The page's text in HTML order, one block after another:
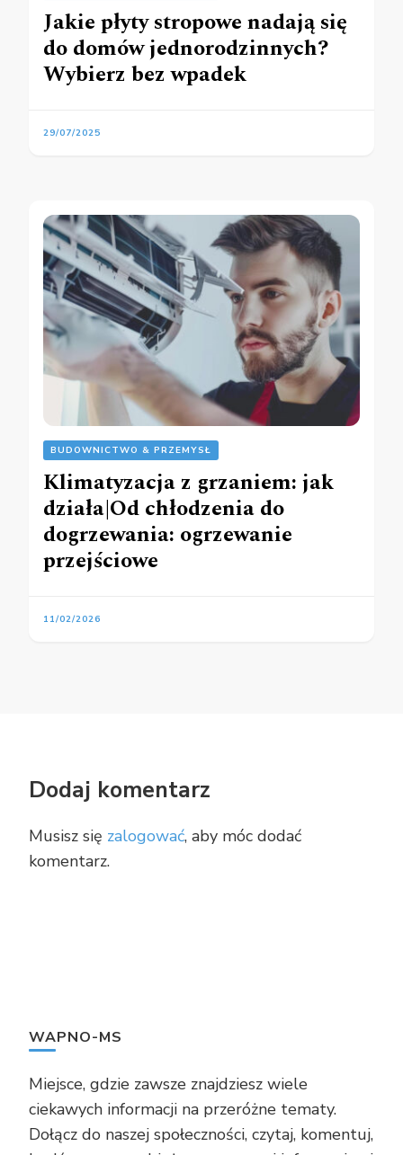
Jakie płyty stropowe nadają się
do domów jednorodzinnych?
Wybierz bez wpadek
29/07/2025
BUDOWNICTWO & PRZEMYSŁ
Klimatyzacja z grzaniem: jak
działa|Od chłodzenia do
dogrzewania: ogrzewanie
przejściowe
11/02/2026
Dodaj komentarz
Musisz się zalogować, aby móc dodać
komentarz.
WAPNO-MS
Miejsce, gdzie zawsze znajdziesz wiele
ciekawych informacji na przeróżne tematy.
Dołącz do naszej społeczności, czytaj, komentuj,